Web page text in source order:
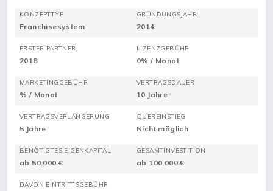
KONZEPTTYP
Franchisesystem
GRÜNDUNGSJAHR
2014
ERSTER PARTNER
2018
LIZENZGEBÜHR
0% / Monat
MARKETINGGEBÜHR
% / Monat
VERTRAGSDAUER
10 Jahre
VERTRAGSVERLÄNGERUNG
5 Jahre
QUEREINSTIEG
Nicht möglich
BENÖTIGTES EIGENKAPITAL
ab 50.000 €
GESAMTINVESTITION
ab 100.000 €
DAVON EINTRITTSGEBÜHR